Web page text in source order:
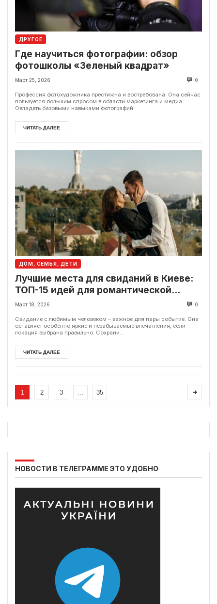
ДРУГОЕ
Где научиться фотографии: обзор
фотошколы «Зеленый квадрат»
Март 25, 2026 0
Профессия фотохудожника престижна и востребована. Она сейчас
пользуется большим спросом в области маркетинга и медиа.
Овладеть базовыми навыками фотографий.
ЧИТАТЬ ДАЛЕЕ
ДОМ, СЕМЬЯ, ДЕТИ
Лучшие места для свиданий в Киеве:
ТОП-15 идей для романтической
встречи
Март 18, 2026 0
Свидание с любимым человеком – важное для пары событие. Она
оставляет особенно яркие и незабываемые впечатления, если
локация выбрана правильно. Сохрани...
ЧИТАТЬ ДАЛЕЕ
1 2 3 35
НОВОСТИ В ТЕЛЕГРАММЕ ЭТО УДОБНО